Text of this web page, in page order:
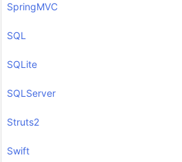
SpringMVC
SQL
SQLite
SQLServer
Struts2
Swift